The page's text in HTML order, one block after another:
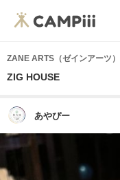
ZANE ARTS（ゼインアーツ
ZIG HOUSE
あやぴー